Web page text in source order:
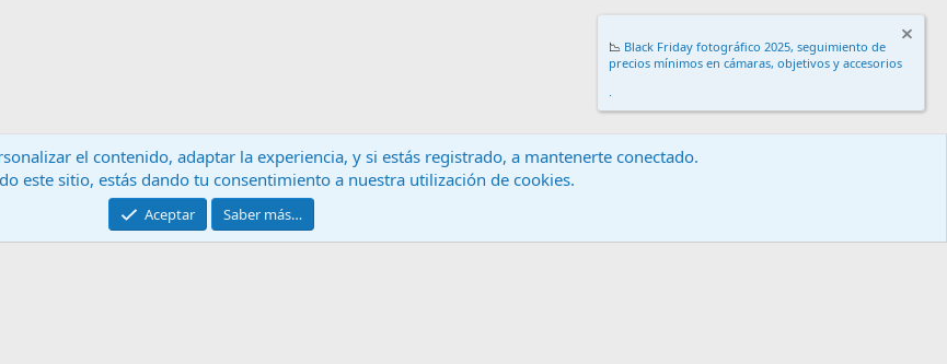
Contáctanos Términos y reglas
Community platform by XenForo® © 2010-2024 XenForo Ltd.
📉 Black Friday fotográfico 2025, seguimiento de
precios mínimos en cámaras, objetivos y accesorios
.
el contenido, adaptar la experiencia, y si estás registrado, a mantenerte conectado.
este sitio, estás dando tu consentimiento a nuestra utilización de cookies.
Aceptar Saber más…